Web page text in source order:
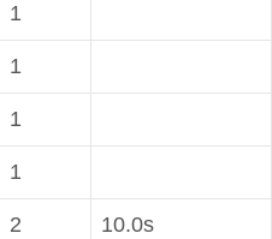
1
1
1
1
2 10.0s